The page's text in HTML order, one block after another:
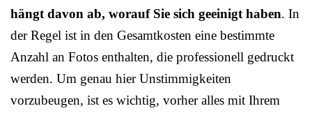
hängt davon ab, worauf Sie sich geeinigt haben. In
der Regel ist in den Gesamtkosten eine bestimmte
Anzahl an Fotos enthalten, die professionell gedruckt
werden. Um genau hier Unstimmigkeiten
vorzubeugen, ist es wichtig, vorher alles mit Ihrem